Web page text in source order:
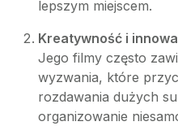
lepszym miejscem.
Kreatywność i
Jego filmy często
wyzwania, które
rozdawania dużych
organizowanie